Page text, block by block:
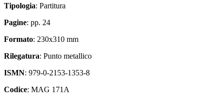
Tipologia: Partitura
Pagine: pp. 24
Formato: 230x310 mm
Rilegatura: Punto metallico
ISMN: 979-0-2153-1353-8
Codice: MAG 171A